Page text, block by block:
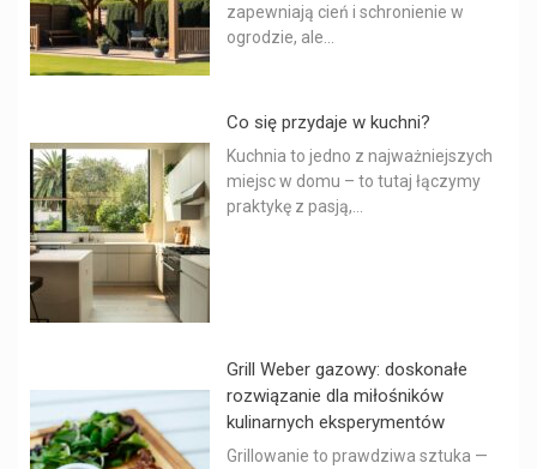
zapewniają cień i schronienie w
ogrodzie, ale...
Co się przydaje w kuchni?
Kuchnia to jedno z najważniejszych
miejsc w domu – to tutaj łączymy
praktykę z pasją,...
Grill Weber gazowy: doskonałe
rozwiązanie dla miłośników
kulinarnych eksperymentów
Grillowanie to prawdziwa sztuka —